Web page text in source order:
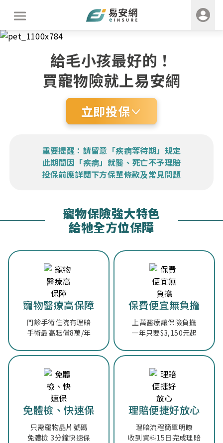
給毛小孩最好的！
買寵物險就上易安網
立即投保
重要提醒：請留意「疾病等待期」規定
此期間因「疾病」就醫、死亡不予理賠
投保前應詳閱下方保單條款及常見問題
寵物保險強大特色
給牠全方位保障
寵物醫療高保障
門診手術住院有理賠
手術最高賠償8萬/年
保費便宜無負擔
上萬醫療讓保險負擔
一年只要$3,150元起
免體檢、快速保
只需寵物晶片號碼
免體檢 3分鐘快速保
理賠便捷好放心
理賠流程簡單明瞭
收到資料15日完成理賠